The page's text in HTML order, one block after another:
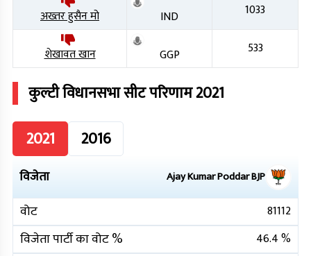
अख्तर हुसैन मो IND 1033
शेखावत खान GGP 533
कुल्टीविधानसभा सीट परिणाम2021
2021
2016
विजेता Ajay Kumar PoddarBJP
वोट 81112
विजेता पार्टी का वोट % 46.4%